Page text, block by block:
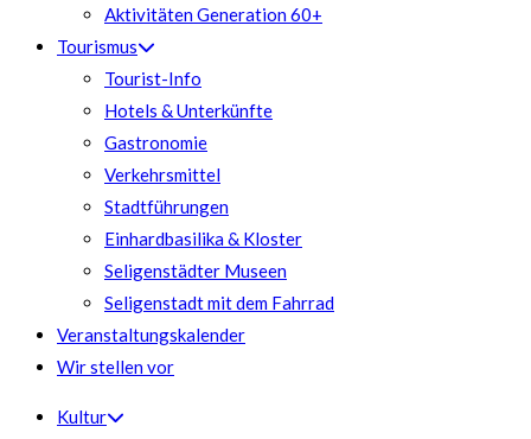
Aktivitäten Generation 60+
Tourismus
Tourist-Info
Hotels & Unterkünfte
Gastronomie
Verkehrsmittel
Stadtführungen
Einhardbasilika & Kloster
Seligenstädter Museen
Seligenstadt mit dem Fahrrad
Veranstaltungskalender
Wir stellen vor
Kultur